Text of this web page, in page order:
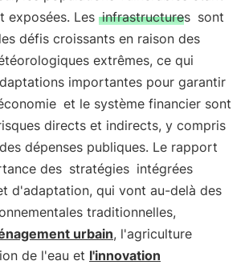
exposées. Les infrastructures sont
défis croissants en raison des
extrêmes, ce qui
importantes pour garantir
et le système financier sont
directs et indirects, y compris
dépenses publiques. Le rapport
des stratégies intégrées
d'adaptation, qui vont au-delà des
traditionnelles,
urbain, l'agriculture
de l'eau et l'innovation